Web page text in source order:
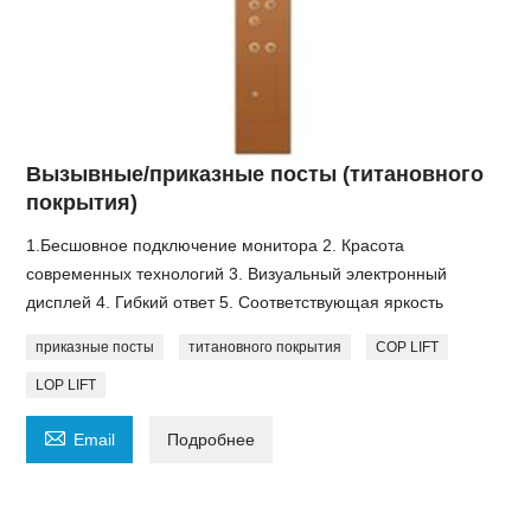
Вызывные/приказные посты (титановного
покрытия)
1.Бесшовное подключение монитора 2. Красота
современных технологий 3. Визуальный электронный
дисплей 4. Гибкий ответ 5. Соответствующая яркость
приказные посты титановного покрытия COP LIFT
LOP LIFT
 Email Подробнее